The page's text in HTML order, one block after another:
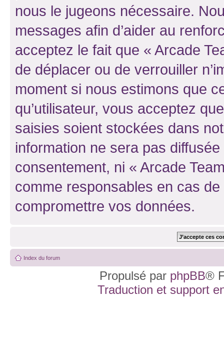
nous le jugeons nécessaire.
messages afin d’aider au
acceptez le fait que « Arcade
de déplacer ou de verrouiller
moment si nous estimons que
qu’utilisateur, vous acceptez
saisies soient stockées dans
information ne sera pas
consentement, ni « Arcade
comme responsables en cas
compromettre vos données.
Index du forum
Propulsé par phpBB®
Traduction et support